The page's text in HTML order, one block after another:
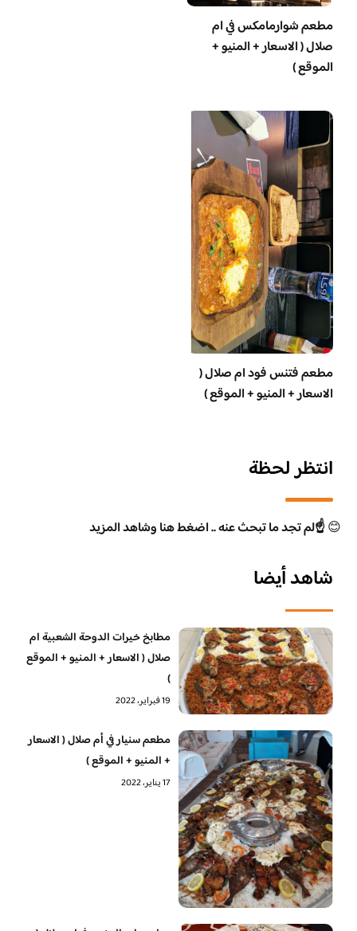
مطعم شوارمامكس في ام
صلال ( الاسعار + المنيو +
الموقع )
مطعم فتنس فود ام صلال (
الاسعار + المنيو + الموقع )
انتظر لحظة
😊☝️لم تجد ما تبحث عنه .. اضغط هنا وشاهد المزيد
شاهد أيضا
مطابخ خيرات الدوحة الشعبية ام
صلال ( الاسعار + المنيو + الموقع
)
19 فبراير، 2022
مطعم سنيار في أم صلال ( الاسعار
+ المنيو + الموقع )
17 يناير، 2022